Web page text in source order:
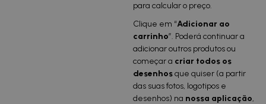
para calcular o preço.
Clique em “Adicionar ao
carrinho”. Poderá continuar a
adicionar outros produtos ou
começar a criar todos os
desenhosque quiser (a partir
das suas fotos, logotipos e
desenhos) na nossa aplicação,